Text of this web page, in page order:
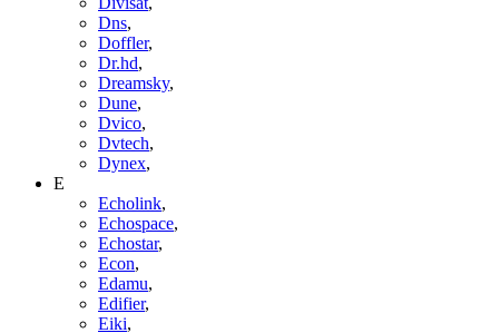
Dns,
Doffler,
Dr.hd,
Dreamsky,
Dune,
Dvico,
Dvtech,
Dynex,
E
Echolink,
Echospace,
Echostar,
Econ,
Edamu,
Edifier,
Eiki,